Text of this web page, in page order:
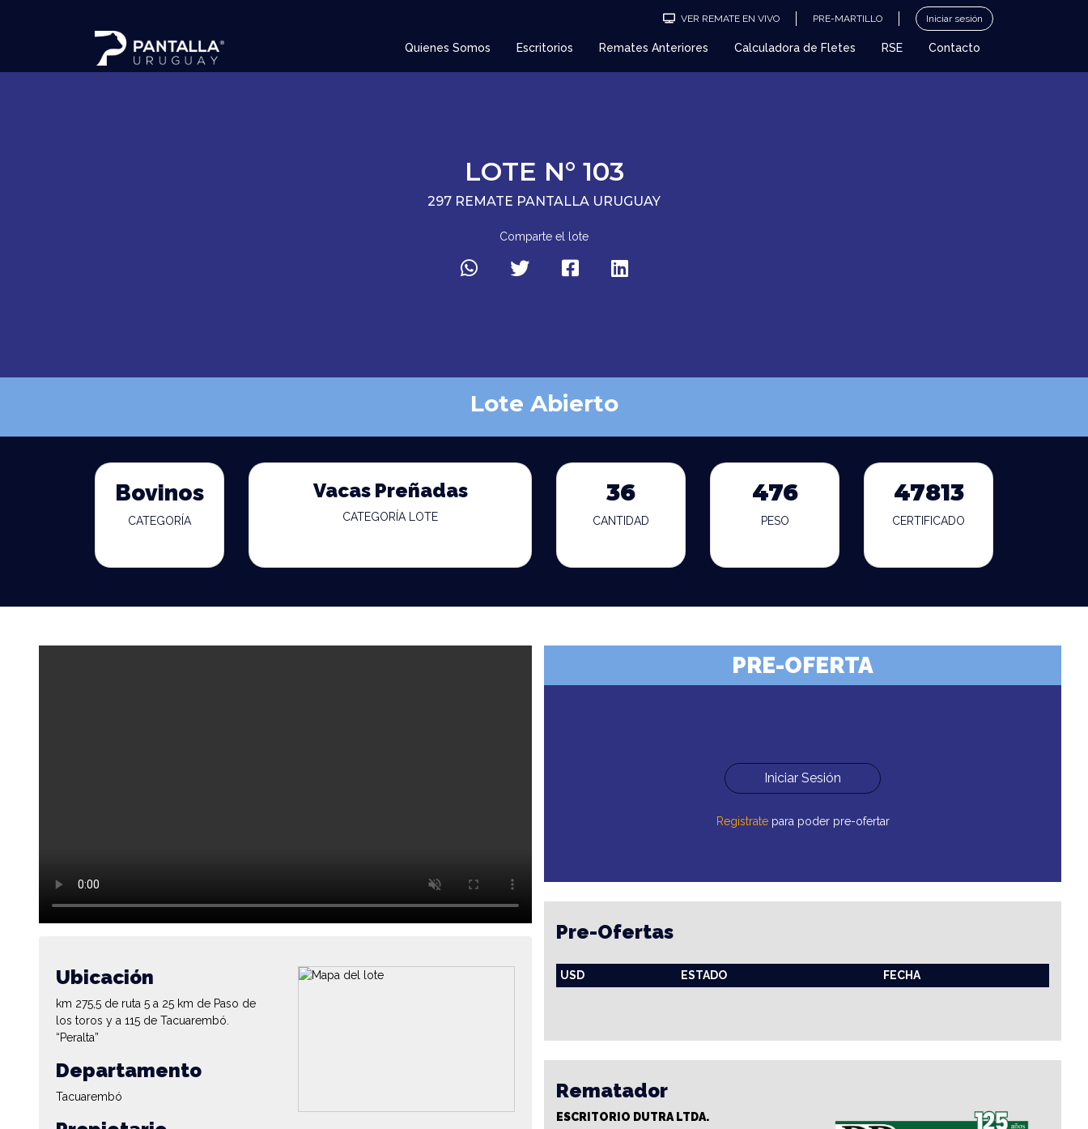
VER REMATE EN VIVO PRE-MARTILLO Iniciar sesión
Quienes Somos Escritorios Remates Anteriores Calculadora de Fletes RSE Contacto
LOTE N° 103
297 REMATE PANTALLA URUGUAY
Comparte el lote
Lote Abierto
Bovinos
CATEGORÍA
Vacas Preñadas
CATEGORÍA LOTE
36
CANTIDAD
476
PESO
47813
CERTIFICADO
Ubicación
km 275,5 de ruta 5 a 25 km de Paso de
los toros y a 115 de Tacuarembó.
“Peralta”
Departamento
Tacuarembó
PRE-OFERTA
Iniciar Sesión
Registratepara poder pre-ofertar
Pre-Ofertas
USD ESTADO FECHA
Rematador
ESCRITORIO DUTRA LTDA.